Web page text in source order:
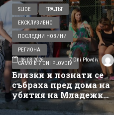
SLIDE ГРАДЪТ
ЕКСКЛУЗИВНО
ПОСЛЕДНИ НОВИНИ
РЕГИОНА
САМО В 7 DNI PLOVDIV
06.08.2026 7 Dni Plovdiv
Близки и познати се
събраха пред дома на
убития на Младежки
хълм: Не е педофил,
търсеше си приятелка